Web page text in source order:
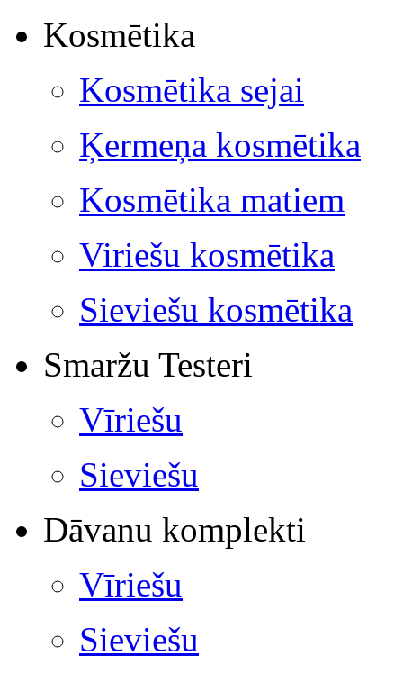
Kosmētika
Kosmētika sejai
Ķermeņa kosmētika
Kosmētika matiem
Viriešu kosmētika
Sieviešu kosmētika
Smaržu Testeri
Vīriešu
Sieviešu
Dāvanu komplekti
Vīriešu
Sieviešu